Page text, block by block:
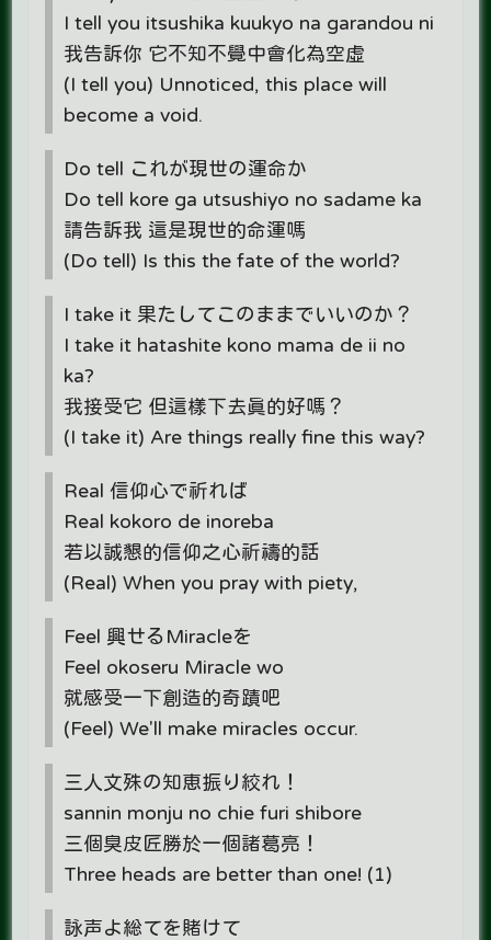
I tell you itsushika kuukyo na garandou ni
我告訴你 它不知不覺中會化為空虛
(I tell you) Unnoticed, this place will
become a void.
Do tell これが現世の運命か
Do tell kore ga utsushiyo no sadame ka
請告訴我 這是現世的命運嗎
(Do tell) Is this the fate of the world?
I take it 果たしてこのままでいいのか？
I take it hatashite kono mama de ii no
ka?
我接受它 但這樣下去真的好嗎？
(I take it) Are things really fine this way?
Real 信仰心で祈れば
Real kokoro de inoreba
若以誠懇的信仰之心祈禱的話
(Real) When you pray with piety,
Feel 興せるMiracleを
Feel okoseru Miracle wo
就感受一下創造的奇蹟吧
(Feel) We'll make miracles occur.
三人文殊の知恵振り絞れ！
sannin monju no chie furi shibore
三個臭皮匠勝於一個諸葛亮！
Three heads are better than one! (1)
詠声よ総てを賭けて